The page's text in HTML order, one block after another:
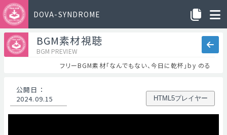
DOVA-SYNDROME
BGM素材視聴
BGM PREVIEW
フリーBGM素材「なんでもない、今日に乾杯」by のる
公開日 ：
2024.09.15
HTML5プレイヤー